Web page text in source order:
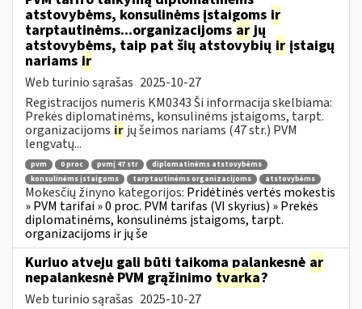
atstovybėms, konsulinėms įstaigoms ir
tarptautinėms...organizacijoms arjų
atstovybėms, taip pat šių atstovybių ir įstaigų
nariams ir
Web turinio sąrašas 2025-10-27
Registracijos numeris KM0343 Ši informacija skelbiama:
Prekės diplomatinėms, konsulinėms įstaigoms, tarpt.
organizacijoms ir jų šeimos nariams (47 str.) PVM
lengvatų...
pvm 0 proc pvmį 47 str
diplomatinėms atstovybėms
konsulinėms įstaigoms
tarptautinėms organizacijoms atstovybėms
Mokesčių žinyno kategorijos: Pridėtinės vertės mokestis
» PVM tarifai » 0 proc. PVM tarifas (VI skyrius) » Prekės
diplomatinėms, konsulinėms įstaigoms, tarpt.
organizacijoms ir jų še
Kuriuo atveju gali būti taikoma palankesnė ar
nepalankesnė PVM grąžinimo tvarka?
Web turinio sąrašas 2025-10-27